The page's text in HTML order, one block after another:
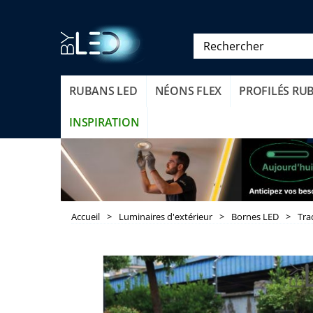
RUBANS LED NÉONS FLEX PROFILÉS
INSPIRATION
Accueil > Luminaires d'extérieur > Bornes LED >